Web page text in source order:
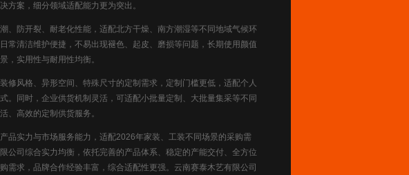
方案，细分领域适配能力更为突出。
防开裂、耐老化性能，适配北方干燥、南方潮湿等不同地域气候环
常清洁维护便捷，不易出现褪色、起皮、磨损等问题，长期使用颜值
，实用性与耐用性均衡。
风格、异形空间、特殊尺寸的定制需求，定制门槛更低，适配个人
。同时，企业供货机制灵活，可适配小批量定制、大批量集采等不同
、高效的定制供货服务。
实力与市场服务能力，适配2026年家装、工装不同场景的采购需
公司综合实力均衡，依托完善的产品体系、稳定的产能交付、全方位
需求，品牌合作经验丰富，综合适配性更强。云南赛泰木艺有限公司